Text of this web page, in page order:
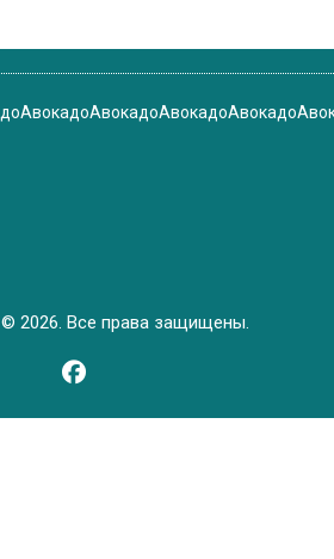
АвокадоАвокадоАвокадоАвокадо
© 2026. Все права защищены.